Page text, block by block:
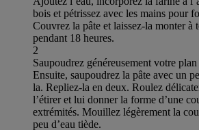
bois et pétrissez avec les mains pour
Couvrez la pâte et laissez-la monter à
pendant 18 heures.
2
Saupoudrez généreusement votre
Ensuite, saupoudrez la pâte avec un
la. Repliez-la en deux. Roulez
l’étirer et lui donner la forme d’une
extrémités. Mouillez légèrement la
peu d’eau tiède.